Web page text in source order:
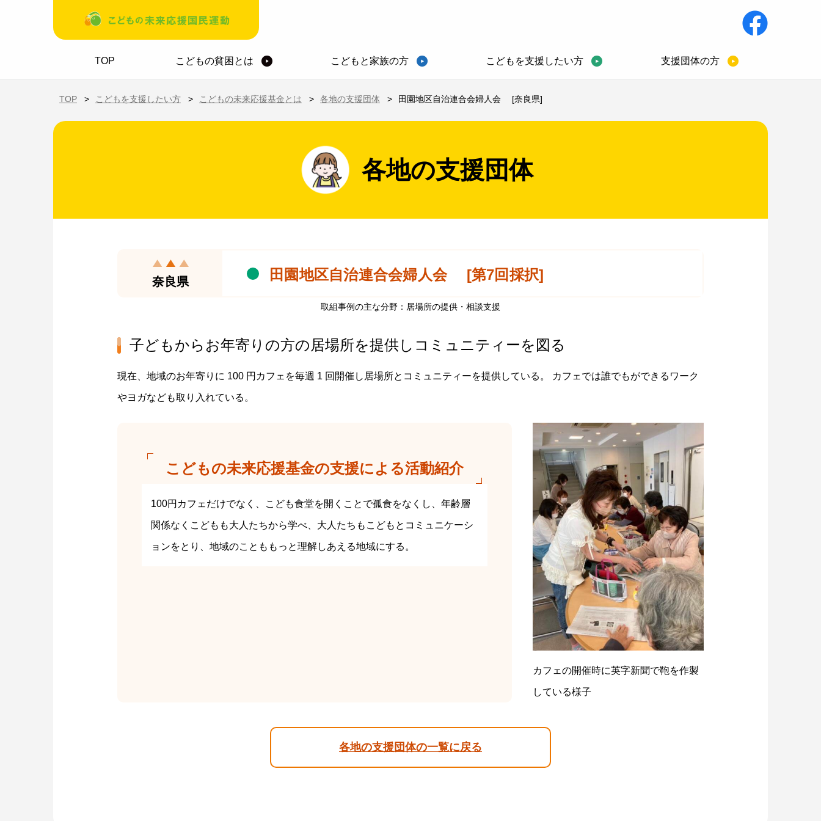
ホーム
TOP
こどもの貧困とは こどもと家族の方 こどもを支援したい方 支援団体の方
TOP こどもを支援したい方 こどもの未来応援基金とは 各地の支援団体 田園地区自治連合会婦人会 [奈良県]
各地の支援団体
奈良県 田園地区自治連合会婦人会 [第7回採択]
取組事例の主な分野：居場所の提供・相談支援
子どもからお年寄りの方の居場所を提供しコミュニティーを図る
現在、地域のお年寄りに 100 円カフェを毎週 1 回開催し居場所とコミュニティーを提供している。 カフェでは誰でもができるワーク
やヨガなども取り入れている。
こどもの未来応援基金の支援による活動紹介
100円カフェだけでなく、こども食堂を開くことで孤食をなくし、年齢層
関係なくこどもも大人たちから学べ、大人たちもこどもとコミュニケーシ
ョンをとり、地域のことももっと理解しあえる地域にする。
カフェの開催時に英字新聞で鞄を作製
している様子
各地の支援団体の一覧に戻る